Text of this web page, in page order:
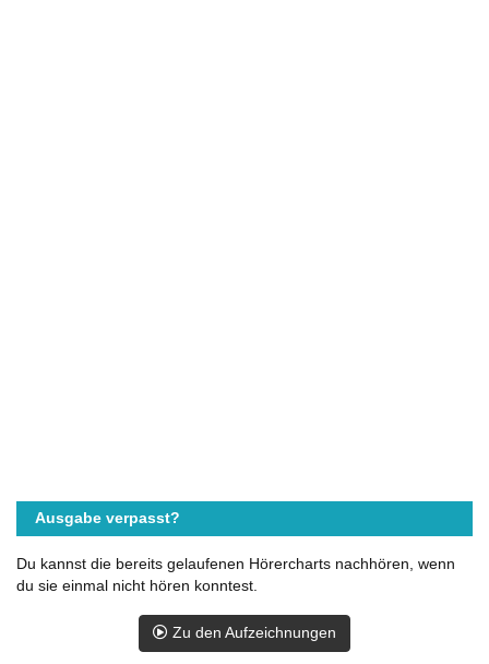
Ausgabe verpasst?
Du kannst die bereits gelaufenen Hörercharts nachhören, wenn
du sie einmal nicht hören konntest.
Zu den Aufzeichnungen